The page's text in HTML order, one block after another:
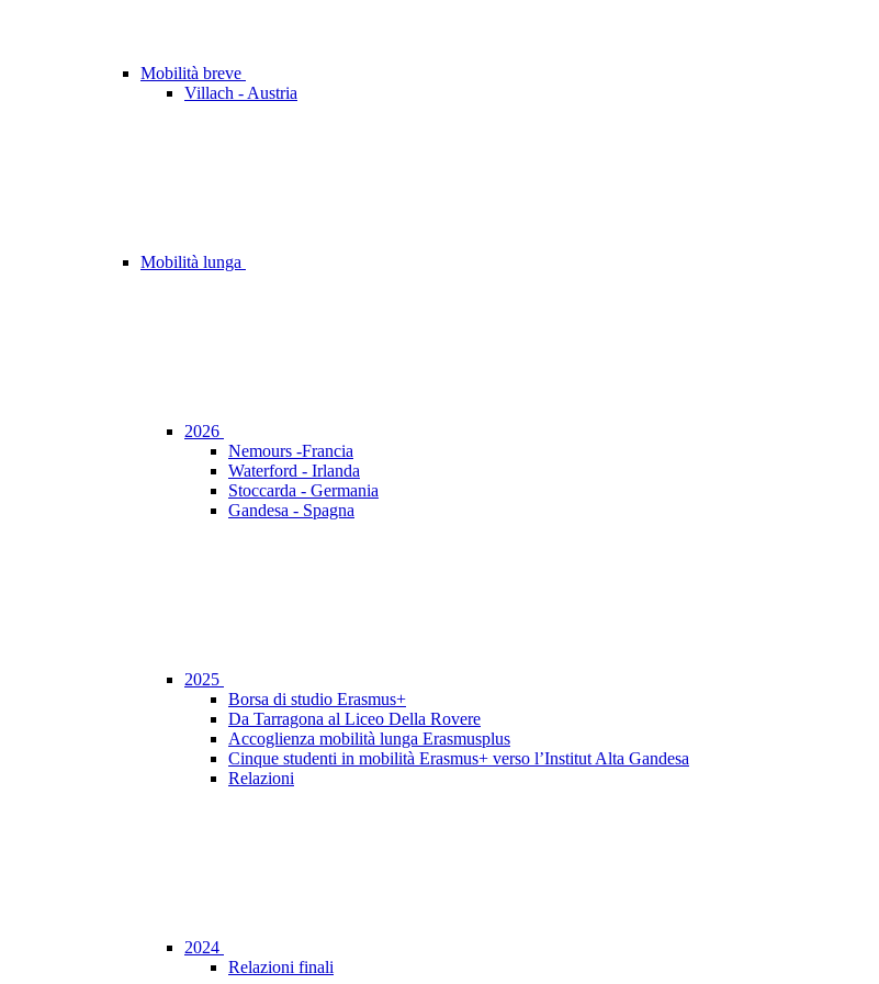
Mobilità breve
Villach - Austria
Mobilità lunga
2026
Nemours -Francia
Waterford - Irlanda
Stoccarda - Germania
Gandesa - Spagna
2025
Borsa di studio Erasmus+
Da Tarragona al Liceo Della Rovere
Accoglienza mobilità lunga Erasmusplus
Cinque studenti in mobilità Erasmus+ verso l’Institut Alta Gandesa
Relazioni
2024
Relazioni finali